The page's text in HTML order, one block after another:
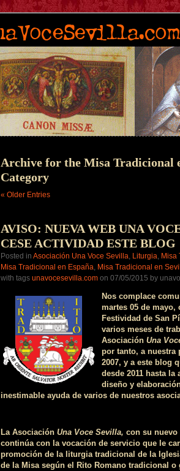
Archive for the Misa Tradicional
Category
« Older Entries
AVISO: NUEVA WEB UNA
CESE ACTIVIDAD ESTE BLOG
Posted in Asociación Una Voce Sevilla, Liturgia, Misa
Misa Tradicional en España, Misa Tradicional en
with tags unavocesevilla.com on 07/05/2015 by
Nos complace
martes 05 de mayo,
Festividad de San
varios meses de
Asociación Una
por tanto, a nuestra
2007, y a este blog
desde 2011 hasta la
diseño y
inestimable ayuda de varios de nuestros
La Asociación Una Voce Sevilla, con su
continúa con la vocación de servicio que le
promoción de la liturgia tradicional de la
de la Misa según el Rito Romano tradicional